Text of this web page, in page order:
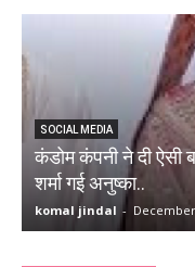
SOCIAL MEDIA
कंडोम कंपनी ने दी ऐसी
शर्मा गई अनुष्का..
komal jindal -